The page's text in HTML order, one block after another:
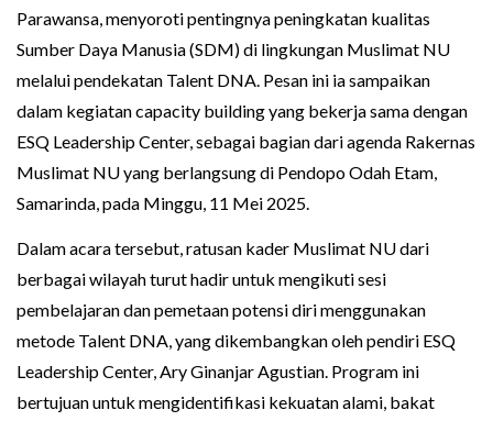
Parawansa, menyoroti pentingnya peningkatan kualitas
Sumber Daya Manusia (SDM) di lingkungan Muslimat NU
melalui pendekatan Talent DNA. Pesan ini ia sampaikan
dalam kegiatan capacity building yang bekerja sama dengan
ESQ Leadership Center, sebagai bagian dari agenda Rakernas
Muslimat NU yang berlangsung di Pendopo Odah Etam,
Samarinda, pada Minggu, 11 Mei 2025.
Dalam acara tersebut, ratusan kader Muslimat NU dari
berbagai wilayah turut hadir untuk mengikuti sesi
pembelajaran dan pemetaan potensi diri menggunakan
metode Talent DNA, yang dikembangkan oleh pendiri ESQ
Leadership Center, Ary Ginanjar Agustian. Program ini
bertujuan untuk mengidentifikasi kekuatan alami, bakat